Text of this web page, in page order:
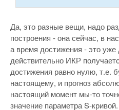
Да, это разные вещи, надо
построения - она сейчас, в
а время достижения - это
действительно ИКР
достижения равно нулю, т.е.
настоящему, и прогноз
настоящий момент мы-то
значение параметра S-кривой.